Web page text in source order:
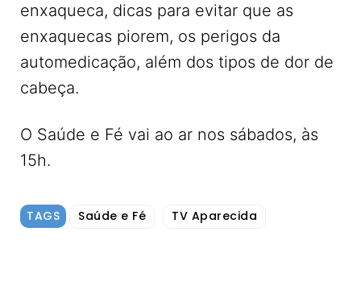
enxaqueca, dicas para evitar que as
enxaquecas piorem, os perigos da
automedicação, além dos tipos de dor de
cabeça.
O Saúde e Fé vai ao ar nos sábados, às
15h.
TAGS Saúde e Fé TV Aparecida